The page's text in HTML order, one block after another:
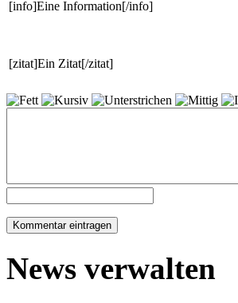
[info]Eine Information[/info]
[zitat]Ein Zitat[/zitat]
News verwalten